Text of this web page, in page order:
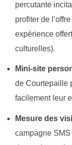
percutante
profiter de l’offre
expérience
culturelles).
Mini-site
de Courtepaille
facilement leur
Mesure des
campagne